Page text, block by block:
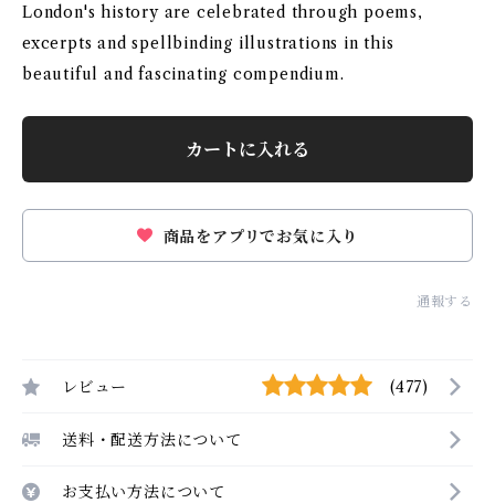
London's history are celebrated through poems,
excerpts and spellbinding illustrations in this
beautiful and fascinating compendium.
カートに入れる
商品をアプリでお気に入り
通報する
レビュー (477)
送料・配送方法について
お支払い方法について